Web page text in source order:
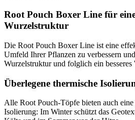
Root Pouch Boxer Line für
Wurzelstruktur
Die Root Pouch Boxer Line ist eine
Umfeld Ihrer Pflanzen zu verbessern
Wurzelstruktur und folglich ein besseres
Überlegene thermische
Alle Root Pouch-Töpfe bieten auch eine
Isolierung: Im Winter schützt das